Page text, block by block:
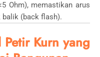
Ohm), memastikan arus
balik (back flash).
Petir Kurn yang